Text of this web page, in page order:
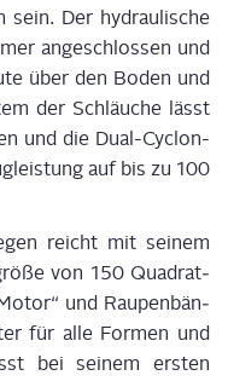
sein. Der hydrau­li­sche
ange­schlos­sen und
über den Boden und
der Schläu­che lässt
und die Dual-Cyclon-
auf bis zu 100
reicht mit sei­nem
von 150 Qua­drat­
und Rau­pen­bän­
für alle For­men und
bei sei­nem ers­ten